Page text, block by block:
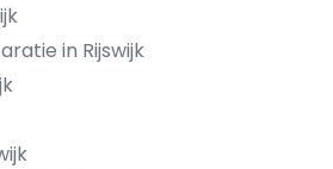
in Rijswijk